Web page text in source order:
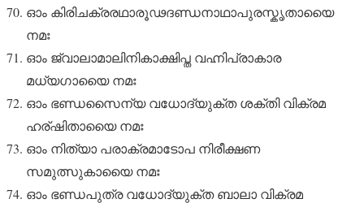
ഓം കിരിചക്രരഥാരൂഢദണ്ഡനാഥാപുരസ്കൃതായൈ
നമഃ
ഓം ജ്വാലാമാലിനികാക്ഷിപ്ത വഹ്നിപ്രാകാര
മധ്യഗായൈ നമഃ
ഓം ഭണ്ഡസൈന്യ വധോദ്യുക്ത ശക്തി വിക്രമ
ഹര്ഷിതായൈ നമഃ
ഓം നിത്യാ പരാക്രമാടോപ നിരീക്ഷണ
സമുത്സുകായൈ നമഃ
ഓം ഭണ്ഡപുത്ര വധോദ്യുക്ത ബാലാ വിക്രമ